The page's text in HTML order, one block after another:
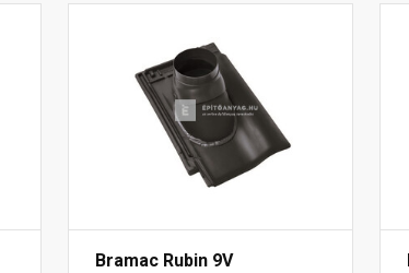
Bramac Rubin 9V